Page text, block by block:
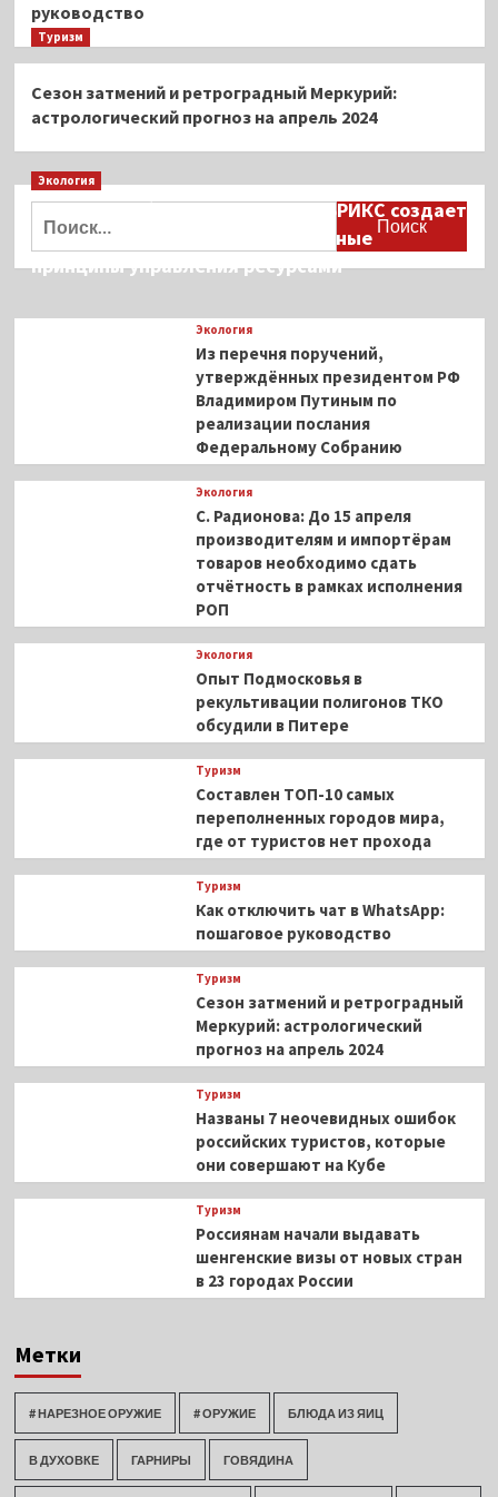
руководство
Туризм
Сезон затмений и ретроградный Меркурий:
астрологический прогноз на апрель 2024
Экология
Дмитрий Кобылкин: площадка БРИКС создает
возможность сформировать единые
принципы управления ресурсами
Экология
Из перечня поручений,
утверждённых президентом РФ
Владимиром Путиным по
реализации послания
Федеральному Собранию
Экология
С. Радионова: До 15 апреля
производителям и импортёрам
товаров необходимо сдать
отчётность в рамках исполнения
РОП
Экология
Опыт Подмосковья в
рекультивации полигонов ТКО
обсудили в Питере
Туризм
Составлен ТОП-10 самых
переполненных городов мира,
где от туристов нет прохода
Туризм
Как отключить чат в WhatsApp:
пошаговое руководство
Туризм
Сезон затмений и ретроградный
Меркурий: астрологический
прогноз на апрель 2024
Туризм
Названы 7 неочевидных ошибок
российских туристов, которые
они совершают на Кубе
Туризм
Россиянам начали выдавать
шенгенские визы от новых стран
в 23 городах России
Метки
# НАРЕЗНОЕ ОРУЖИЕ # ОРУЖИЕ БЛЮДА ИЗ ЯИЦ
В ДУХОВКЕ ГАРНИРЫ ГОВЯДИНА